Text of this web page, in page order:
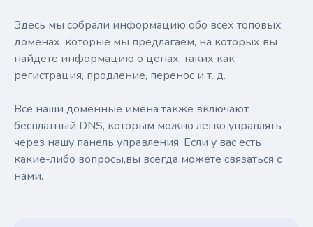
Здесь мы собрали информацию обо всех топовых
доменах, которые мы предлагаем, на которых вы
найдете информацию о ценах, таких как
регистрация, продление, перенос и т. д.
Все наши доменные имена также включают
бесплатный DNS, которым можно легко управлять
через нашу панель управления. Если у вас есть
какие-либо вопросы,вы всегда можете связаться с
нами.